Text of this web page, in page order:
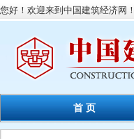
您好！欢迎来到中国建筑经济网！
首 页